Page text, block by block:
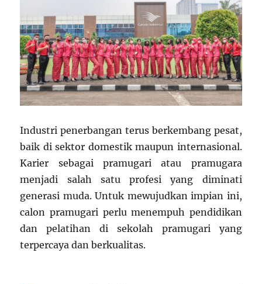
Industri penerbangan terus berkembang pesat,
baik di sektor domestik maupun internasional.
Karier sebagai pramugari atau pramugara
menjadi salah satu profesi yang diminati
generasi muda. Untuk mewujudkan impian ini,
calon pramugari perlu menempuh pendidikan
dan pelatihan di sekolah pramugari yang
terpercaya dan berkualitas.